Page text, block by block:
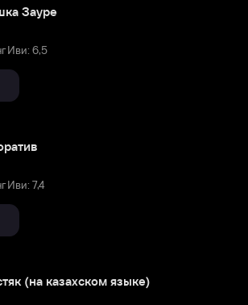
Зауре
Иви: 6,5
Иви: 7,4
(на казахском языке)